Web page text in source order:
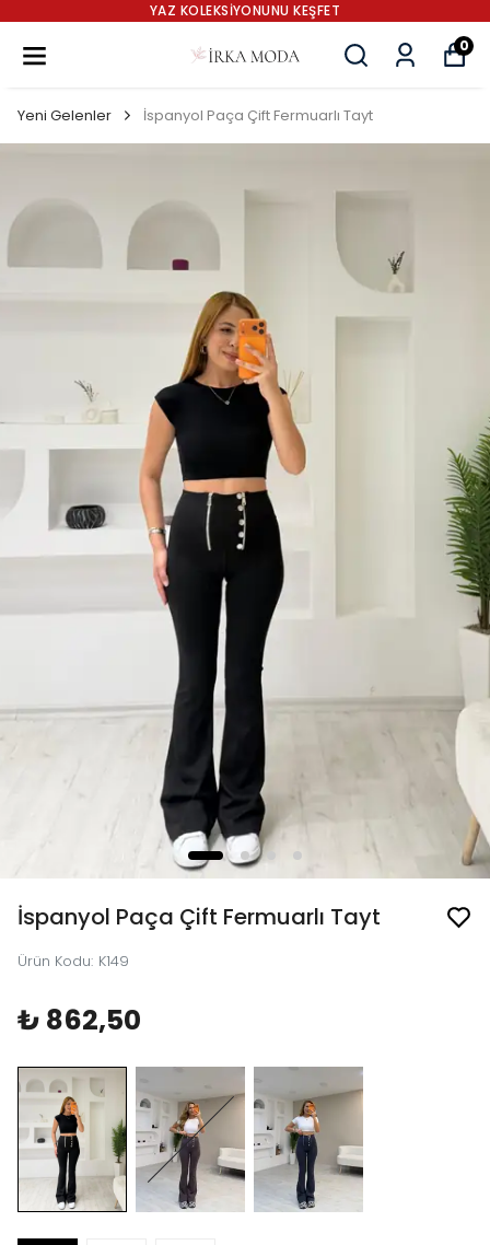
YAZ KOLEKSİYONUNU KEŞFET
0
Yeni Gelenler İspanyol Paça Çift Fermuarlı Tayt
İspanyol Paça Çift Fermuarlı Tayt
Ürün Kodu: K149
₺ 862,50